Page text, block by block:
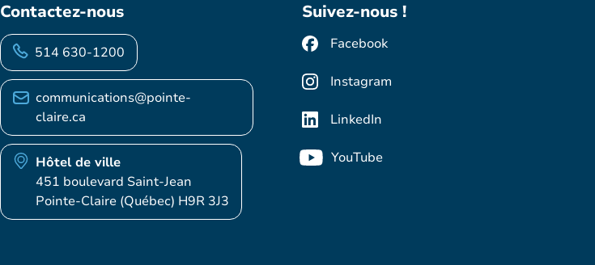
Contactez-nous
514 630-1200
communications@pointe-
claire.ca
Hôtel de ville
451 boulevard Saint-Jean
Pointe-Claire (Québec) H9R 3J3
Suivez-nous !
Facebook
Instagram
LinkedIn
YouTube